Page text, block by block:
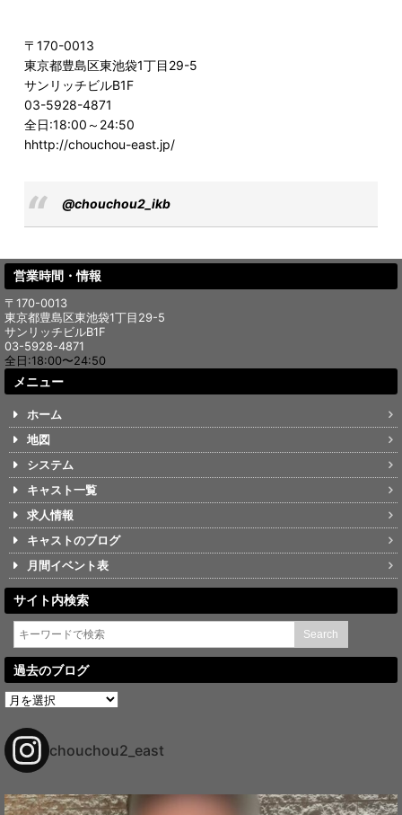
〒170-0013
東京都豊島区東池袋1丁目29-5
サンリッチビルB1F
03-5928-4871
全日:18:00～24:50
hhttp://chouchou-east.jp/
@chouchou2_ikb
営業時間・情報
〒170-0013
東京都豊島区東池袋1丁目29-5
サンリッチビルB1F
03-5928-4871
全日:18:00〜24:50
メニュー
ホーム
地図
システム
キャスト一覧
求人情報
キャストのブログ
月間イベント表
サイト内検索
過去のブログ
過
去
ブ
ロ
グ
chouchou2_east